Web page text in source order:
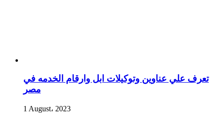
تعرف علي عناوين وتوكيلات ابل وارقام الخدمه في
مصر
1 August، 2023